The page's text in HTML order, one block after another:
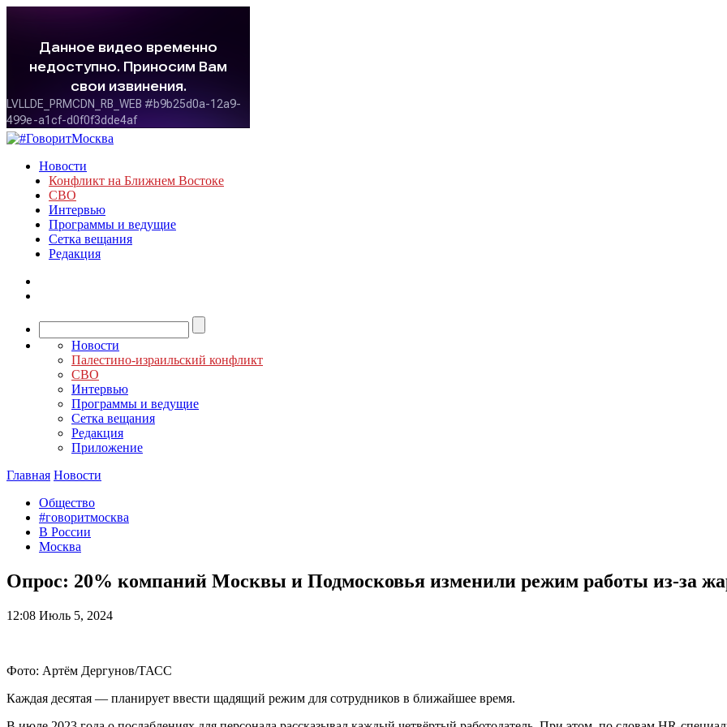
Новости
Конфликт на Ближнем Востоке
СВО
Интервью
Программы и ведущие
Сетка вещания
Редакция
Новости
Палестино-израильский конфликт
СВО
Интервью
Программы и ведущие
Сетка вещания
Редакция
Приложение
Главная Новости
Общество
#говоритмосква
В России
Москва
Опрос: 20% компаний Москвы и Подмосковья изменили режим работы из-за
12:08 Июль 5, 2024
Фото: Артём Дергунов/ТАСС
Каждая десятая — планирует ввести щадящий режим для сотрудников в ближайшее время.